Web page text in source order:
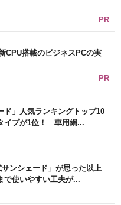
PR
CPU搭載のビジネスPCの実
PR
ド」人気ランキングトップ10
イプが1位！ 車用網...
ンシェード」が思った以上
使いやすい工夫が...